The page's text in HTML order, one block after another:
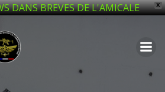
X
DANS BREVES DE L'AMICALE